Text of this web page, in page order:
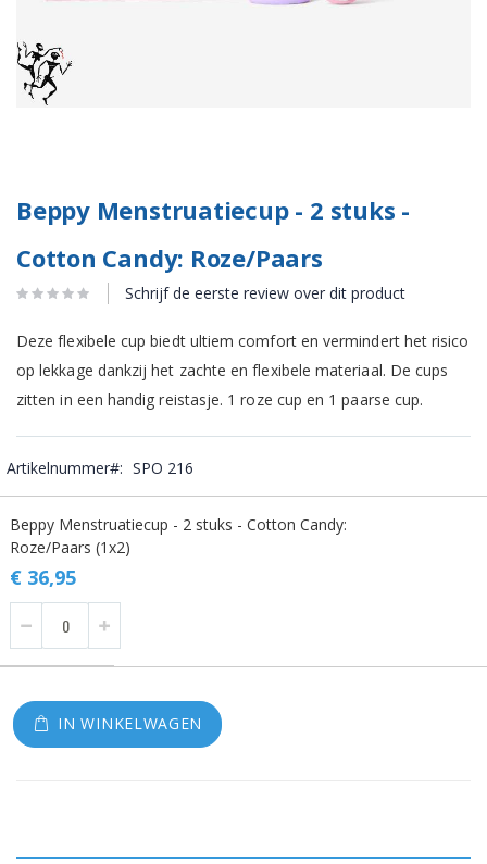
Beppy Menstruatiecup - 2 stuks -
Cotton Candy: Roze/Paars
Schrijf de eerste review over dit product
Deze flexibele cup biedt ultiem comfort en vermindert het risico
op lekkage dankzij het zachte en flexibele materiaal. De cups
zitten in een handig reistasje. 1 roze cup en 1 paarse cup.
Artikelnummer SPO 216
productitems
Beppy Menstruatiecup - 2 stuks - Cotton Candy:
Roze/Paars (1x2)
€ 36,95
IN WINKELWAGEN